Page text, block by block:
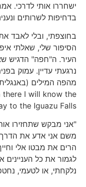
ישחררו אותי לדרכי.
בדחיפות לשרותים
בחוצפתי, ובלי לאבד
הסיפור שלי, שאלתי
העיר. ה"חפה" הדגיש
נרגעתי עדיין. עמוק
I will know the
to the Iguazu Falls
"אני מבקש שתחזירו
משם אני אדע את הדרך
הרים את מבטו אלי
לגמור את כל
נלקחתי, או לטעמי,